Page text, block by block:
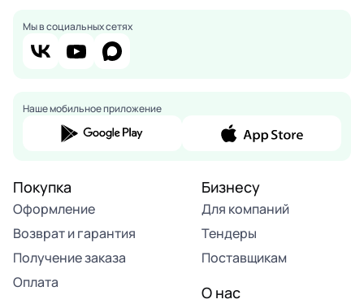
Мы в социальных сетях
Наше мобильное приложение
Покупка
Оформление
Возврат и гарантия
Получение заказа
Оплата
Бизнесу
Для компаний
Тендеры
Поставщикам
О нас